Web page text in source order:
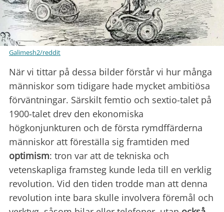
Galimesh2/reddit
När vi tittar på dessa bilder förstår vi hur många
människor som tidigare hade mycket ambitiösa
förväntningar. Särskilt femtio och sextio-talet på
1900-talet drev den ekonomiska
högkonjunkturen och de första rymdffärderna
människor att föreställa sig framtiden med
optimism: tron var att de tekniska och
vetenskapliga framsteg kunde leda till en verklig
revolution. Vid den tiden trodde man att denna
revolution inte bara skulle involvera föremål och